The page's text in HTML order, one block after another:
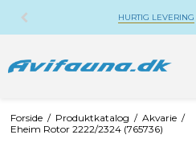
HURTIG LEVERING
Forside / Produktkatalog / Akvarie /
Eheim Rotor 2222/2324 (765736)